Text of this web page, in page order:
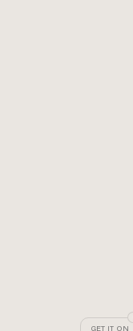
GET IT ON